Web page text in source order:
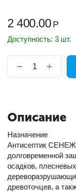
2 400.00 Р
Доступность: 3 шт.
+
−
Описание
Назначение
Антисептик
долговременной
осадков,
древоточцев, а